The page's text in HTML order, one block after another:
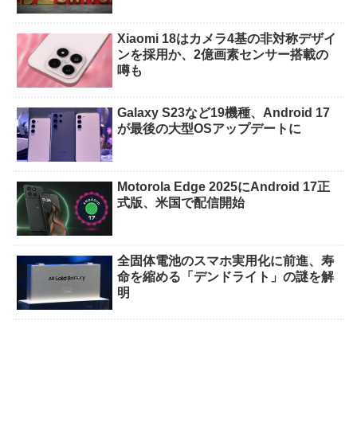
Xiaomi 18はカメラ4基の非対称デザイ
ンを採用か、2億画素センサー搭載の
噂も
Galaxy S23など19機種、Android 17
が最後の大型OSアップデートに
Motorola Edge 2025にAndroid 17正
式版、米国で配信開始
全固体電池のスマホ実用化に前進、寿
命を縮める「デンドライト」の謎を解
明